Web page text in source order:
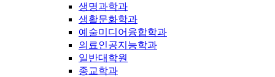
생명과학과
생활문화학과
예술미디어융합학과
의료인공지능학과
일반대학원
종교학과